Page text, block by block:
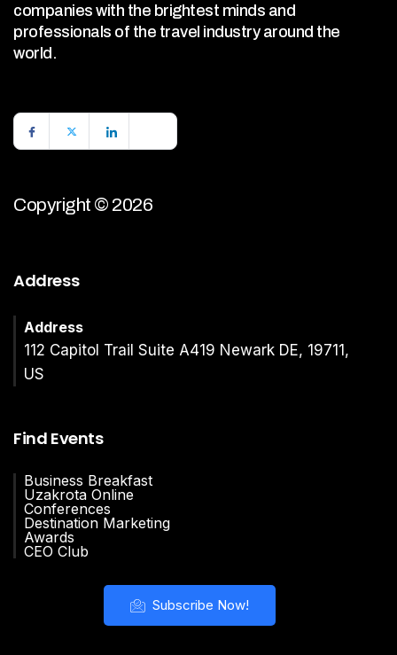
companies with the brightest minds and
professionals of the travel industry around the
world.
Copyright © 2026
Address
Address
112 Capitol Trail Suite A419 Newark DE, 19711,
US
Find Events
Business Breakfast
Uzakrota Online
Conferences
Destination Marketing
Awards
CEO Club
Subscribe Now!